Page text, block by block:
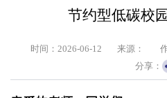
节约型低碳校
时间：2026-06-12 来源：
分享：